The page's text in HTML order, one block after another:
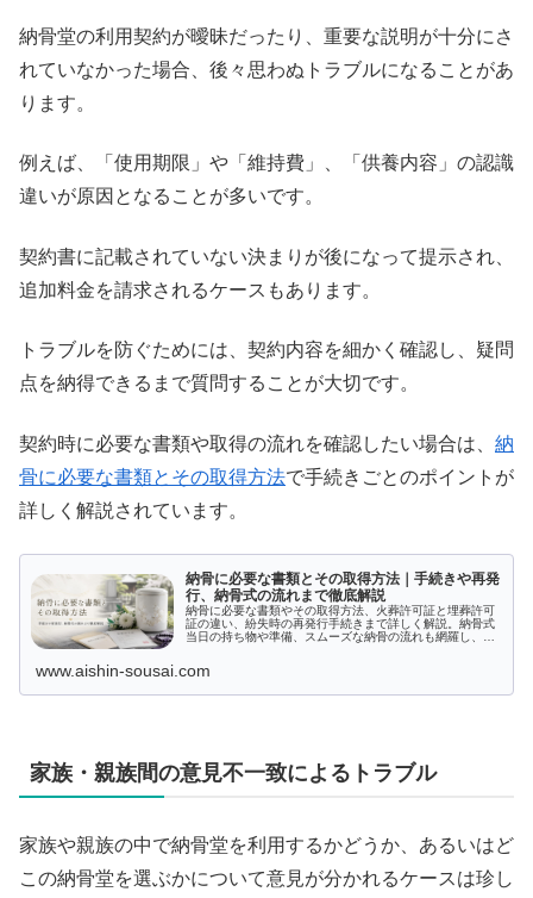
納骨堂の利用契約が曖昧だったり、重要な説明が十分にさ
れていなかった場合、後々思わぬトラブルになることがあ
ります。
例えば、「使用期限」や「維持費」、「供養内容」の認識
違いが原因となることが多いです。
契約書に記載されていない決まりが後になって提示され、
追加料金を請求されるケースもあります。
トラブルを防ぐためには、契約内容を細かく確認し、疑問
点を納得できるまで質問することが大切です。
契約時に必要な書類や取得の流れを確認したい場合は、 納
骨に必要な書類とその取得方法で手続きごとのポイントが
詳しく解説されています。
納骨に必要な書類とその取得方法｜手続きや再発
行、納骨式の流れまで徹底解説
納骨に必要な書類やその取得方法、火葬許可証と埋葬許可
証の違い、紛失時の再発行手続きまで詳しく解説。納骨式
当日の持ち物や準備、スムーズな納骨の流れも網羅し、手
www.aishin-sousai.com
家族・親族間の意見不一致によるトラブル
家族や親族の中で納骨堂を利用するかどうか、あるいはど
この納骨堂を選ぶかについて意見が分かれるケースは珍し